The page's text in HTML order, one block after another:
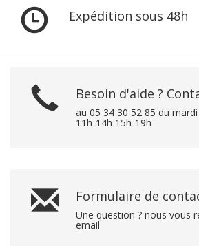
Expédition sous 48h
Besoin d'aide ?
au 05 34 30 52 85 du
11h-14h 15h-19h
Formulaire de
Une question ? nous vous
email